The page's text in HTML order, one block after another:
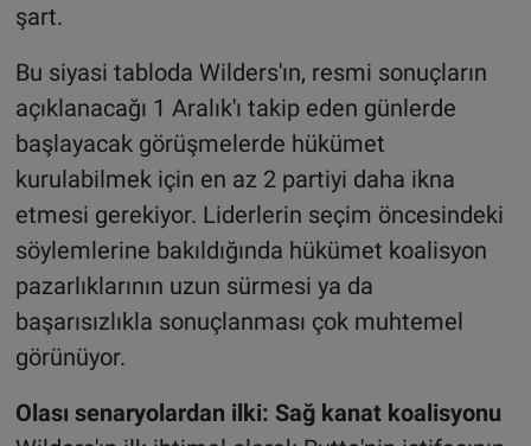
şart.
Bu siyasi tabloda Wilders'ın, resmi sonuçların
açıklanacağı 1 Aralık'ı takip eden günlerde
başlayacak görüşmelerde hükümet
kurulabilmek için en az 2 partiyi daha ikna
etmesi gerekiyor. Liderlerin seçim öncesindeki
söylemlerine bakıldığında hükümet koalisyon
pazarlıklarının uzun sürmesi ya da
başarısızlıkla sonuçlanması çok muhtemel
görünüyor.
Olası senaryolardan ilki: Sağ kanat koalisyonu